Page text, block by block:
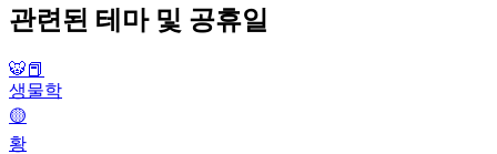
관련된 테마 및 공휴일
🐯📕
생물학
🟡
황